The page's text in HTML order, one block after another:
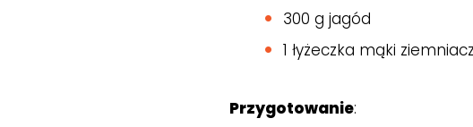
300 g jagód
1 łyżeczka mąki
Przygotowanie: